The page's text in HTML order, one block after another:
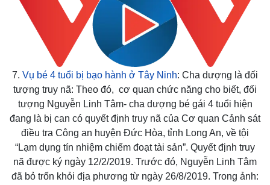
Bất động sản
Khởi nghiệp
Thị trường
Giá vàng
Tiêu dùng
Tỷ giá
Chứng khoán
Giá cà phê
7. Vụ bé 4 tuổi bị bạo hành ở Tây Ninh: Cha dượng là đối
tượng truy nã: Theo đó, cơ quan chức năng cho biết, đối
tượng Nguyễn Linh Tâm- cha dượng bé gái 4 tuổi hiện
đang là bị can có quyết định truy nã của Cơ quan Cảnh sát
điều tra Công an huyện Đức Hòa, tỉnh Long An, về tội
“Lạm dụng tín nhiệm chiếm đoạt tài sản”. Quyết định truy
nã được ký ngày 12/2/2019. Trước đó, Nguyễn Linh Tâm
đã bỏ trốn khỏi địa phương từ ngày 26/8/2019. Trong ảnh: